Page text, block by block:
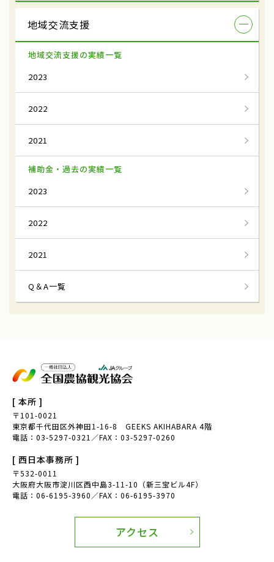
地域交流支援
地域交流支援の実績一覧
2023
2022
2021
補助金・過去の実績一覧
2023
2022
2021
Q＆A一覧
[ 本所 ]
〒101-0021
東京都千代田区外神田1-16-8 GEEKS AKIHABARA 4階
電話：03-5297-0321／FAX：03-5297-0260
[ 西日本事務所 ]
〒532-0011
大阪府大阪市淀川区西中島3-11-10（新三宝ビル4F）
電話：06-6195-3960／FAX：06-6195-3970
アクセス